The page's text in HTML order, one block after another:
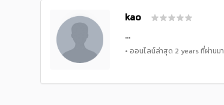
kao
...
• ออนไลน์ล่าสุด 2 years ที่ผ่านมา